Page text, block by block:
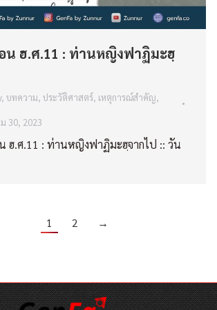
อน ฮ.ศ.11 : ท่านหญิงฟาฏิมะฮฺ
, บทความ, ประวัติศาสตร์, เหตุการณ์สำคัญ,
30, 2023
ฮ.ศ.11 : ท่านหญิงฟาฏิมะฮฺจากไป :: วัน
1 2 →